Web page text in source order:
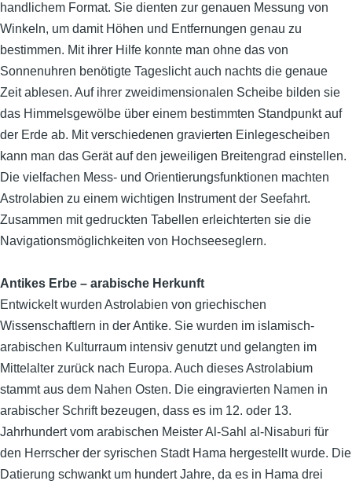
handlichem Format. Sie dienten zur genauen Messung von
Winkeln, um damit Höhen und Entfernungen genau zu
bestimmen. Mit ihrer Hilfe konnte man ohne das von
Sonnenuhren benötigte Tageslicht auch nachts die genaue
Zeit ablesen. Auf ihrer zweidimensionalen Scheibe bilden sie
das Himmelsgewölbe über einem bestimmten Standpunkt auf
der Erde ab. Mit verschiedenen gravierten Einlegescheiben
kann man das Gerät auf den jeweiligen Breitengrad einstellen.
Die vielfachen Mess- und Orientierungsfunktionen machten
Astrolabien zu einem wichtigen Instrument der Seefahrt.
Zusammen mit gedruckten Tabellen erleichterten sie die
Navigationsmöglichkeiten von Hochseeseglern.
Antikes Erbe – arabische Herkunft
Entwickelt wurden Astrolabien von griechischen
Wissenschaftlern in der Antike. Sie wurden im islamisch-
arabischen Kulturraum intensiv genutzt und gelangten im
Mittelalter zurück nach Europa. Auch dieses Astrolabium
stammt aus dem Nahen Osten. Die eingravierten Namen in
arabischer Schrift bezeugen, dass es im 12. oder 13.
Jahrhundert vom arabischen Meister Al-Sahl al-Nisaburi für
den Herrscher der syrischen Stadt Hama hergestellt wurde. Die
Datierung schwankt um hundert Jahre, da es in Hama drei